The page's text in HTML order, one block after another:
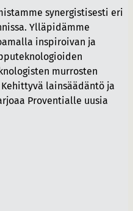
synergistisesti eri
Ylläpidämme
inspiroivan ja
murrosten
lainsäädäntö ja
Proventialle uusia